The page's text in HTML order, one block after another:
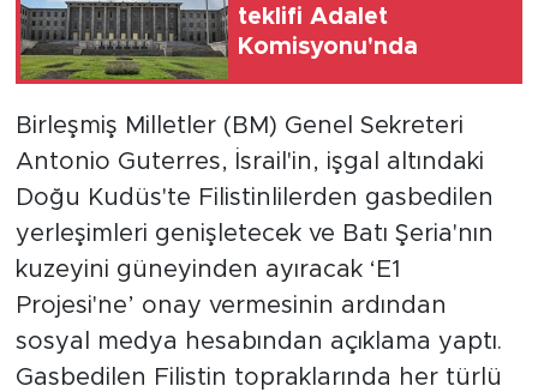
teklifi Adalet
Komisyonu'nda
Birleşmiş Milletler (BM) Genel Sekreteri
Antonio Guterres, İsrail'in, işgal altındaki
Doğu Kudüs'te Filistinlilerden gasbedilen
yerleşimleri genişletecek ve Batı Şeria'nın
kuzeyini güneyinden ayıracak ‘E1
Projesi'ne’ onay vermesinin ardından
sosyal medya hesabından açıklama yaptı.
Gasbedilen Filistin topraklarında her türlü